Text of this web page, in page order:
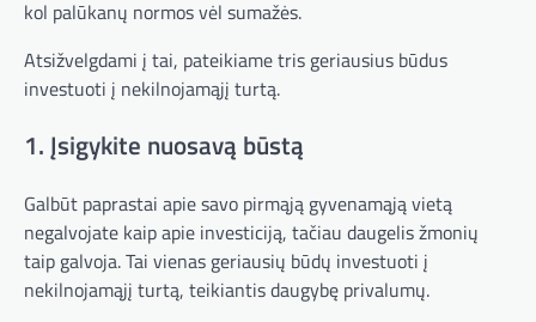
kol palūkanų normos vėl sumažės.
Atsižvelgdami į tai, pateikiame tris geriausius būdus
investuoti į nekilnojamąjį turtą.
1. Įsigykite nuosavą būstą
Galbūt paprastai apie savo pirmąją gyvenamąją vietą
negalvojate kaip apie investiciją, tačiau daugelis žmonių
taip galvoja. Tai vienas geriausių būdų investuoti į
nekilnojamąjį turtą, teikiantis daugybę privalumų.